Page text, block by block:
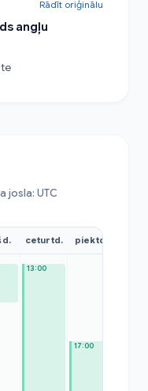
Rādīt oriģinālu
angļu
josla: UTC
ceturtd.
13:00
piektd.
17:00